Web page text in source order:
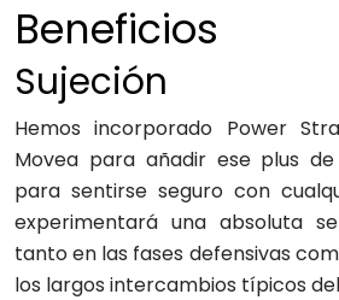
Beneficios
Sujeción
Hemos incorporado Power
Movea para añadir ese plus
para sentirse seguro con
experimentará una absoluta
tanto en las fases defensivas
los largos intercambios típicos